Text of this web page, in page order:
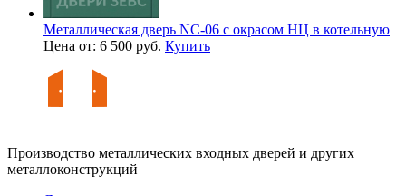
Металлическая дверь NC-06 с окрасом НЦ в котельную
Цена от: 6 500 руб. Купить
Производство металлических входных дверей и других
металлоконструкций